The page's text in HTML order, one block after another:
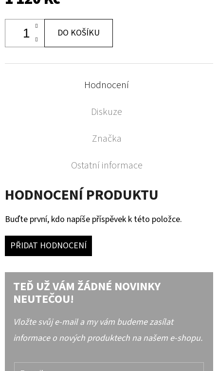
DO KOŠÍKU
Hodnocení
Diskuze
Značka
Ostatní informace
HODNOCENÍ PRODUKTU
Buďte první, kdo napíše příspěvek k této položce.
PŘIDAT HODNOCENÍ
TEĎ UŽ VÁM ŽÁDNÉ NOVINKY
NEUTEČOU!
Vložte svůj e-mail a my vám budeme zasílat
informace o nových produktech na našem e-shopu.